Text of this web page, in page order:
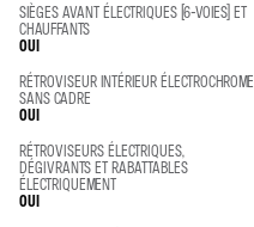
SIÈGES AVANT ÉLECTRIQUES (6-VOIES) ET
CHAUFFANTS
OUI
RÉTROVISEUR INTÉRIEUR ÉLECTROCHROME
SANS CADRE
OUI
RÉTROVISEURS ÉLECTRIQUES,
DÉGIVRANTS ET RABATTABLES
ÉLECTRIQUEMENT
OUI